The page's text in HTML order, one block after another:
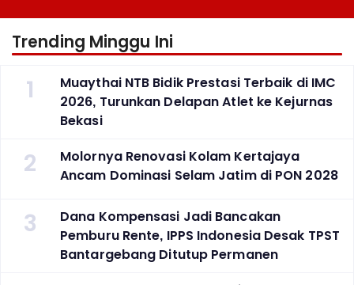
Trending Minggu Ini
1
Muaythai NTB Bidik Prestasi Terbaik di IMC
2026, Turunkan Delapan Atlet ke Kejurnas
Bekasi
2
Molornya Renovasi Kolam Kertajaya
Ancam Dominasi Selam Jatim di PON 2028
3
Dana Kompensasi Jadi Bancakan
Pemburu Rente, IPPS Indonesia Desak TPST
Bantargebang Ditutup Permanen